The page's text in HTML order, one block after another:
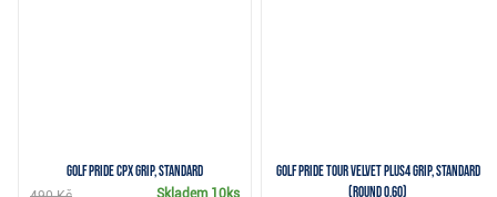
Golf Pride CPx grip, Standard
Skladem 10ks
Golf Pride Tour Velvet PLUS4 grip, Standard
(Round 0,60)